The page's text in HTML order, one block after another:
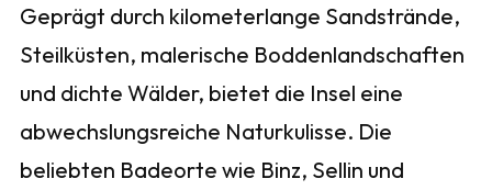
Geprägt durch kilometerlange Sandstrände,
Steilküsten, malerische Boddenlandschaften
und dichte Wälder, bietet die Insel eine
abwechslungsreiche Naturkulisse. Die
beliebten Badeorte wie Binz, Sellin und